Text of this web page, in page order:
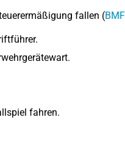
fallen (
fahren.